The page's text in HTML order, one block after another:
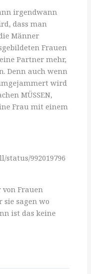
irgendwann
dass man
Männer
Frauen
Partner mehr,
Denn auch wenn
wird
MÜSSEN,
Frau mit einem
status/992019796
Frauen
sagen wo
ist das keine